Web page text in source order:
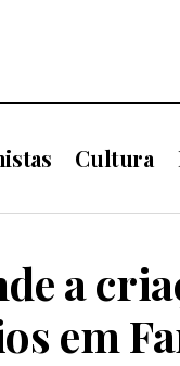
Cultura
a
em